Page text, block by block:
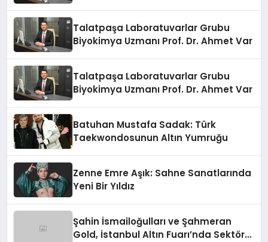
Talatpaşa Laboratuvarlar Grubu
Biyokimya Uzmanı Prof. Dr. Ahmet Var
Talatpaşa Laboratuvarlar Grubu
Biyokimya Uzmanı Prof. Dr. Ahmet Var
Batuhan Mustafa Sadak: Türk
Taekwondosunun Altın Yumruğu
Zenne Emre Aşık: Sahne Sanatlarında
Yeni Bir Yıldız
Şahin İsmailoğulları ve Şahmeran
Gold, İstanbul Altın Fuarı’nda Sektöre